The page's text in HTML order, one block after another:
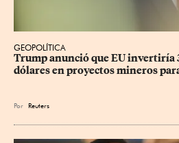
GEOPOLÍTICA
Trump anunció que EU invertiría
dólares en proyectos mineros
Por Reuters